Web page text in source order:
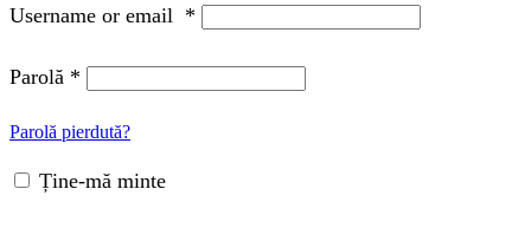
Username or email *
Parolă *
Parolă pierdută?
Ține-mă minte